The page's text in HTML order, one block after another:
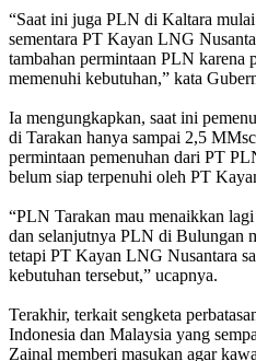
“Saat ini juga PLN di Kaltara
sementara PT Kayan LNG
tambahan permintaan PLN karena
memenuhi kebutuhan,” kata
Ia mengungkapkan, saat ini
di Tarakan hanya sampai 2,5
permintaan pemenuhan dari PT
belum siap terpenuhi oleh PT
“PLN Tarakan mau menaikkan
dan selanjutnya PLN di Bulungan
tetapi PT Kayan LNG Nusantara
kebutuhan tersebut,” ucapnya.
Terakhir, terkait sengketa
Indonesia dan Malaysia yang
Zainal memberi masukan agar